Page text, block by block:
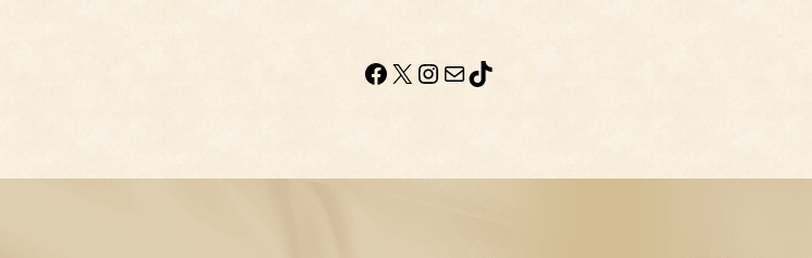
Facebook
X Instagram
メールTikTok